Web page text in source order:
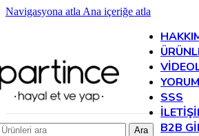
Navigasyona atla Ana içeriğe atla
SSS
B2B
Ara